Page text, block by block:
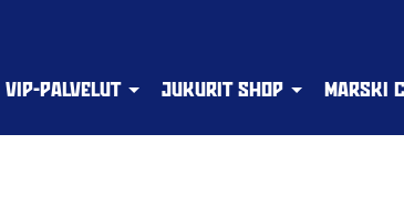
VIP-PALVELUT JUKURIT SHOP MARSKI